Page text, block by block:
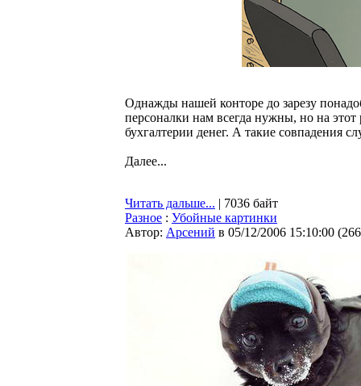
Однажды нашей конторе до зарезу
персоналки нам всегда нужны, но на
бухгалтерии денег. А такие совпадения
Далее...
Читать дальше... | 7036 байт
Разное : Убойные картинки
Автор: Арсений в 05/12/2006 15:10:00 (